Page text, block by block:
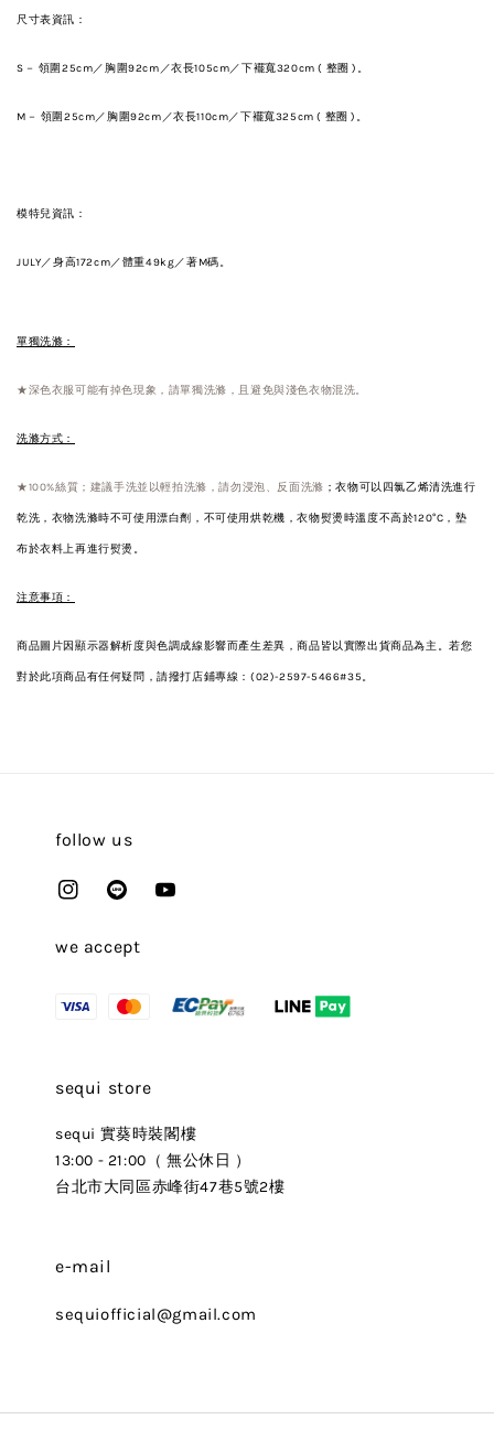
尺寸表資訊：
S－ 領圍25cm／ 胸圍92cm／衣長105cm／下襬寬320cm ( 整圈 )。
M－ 領圍25cm／ 胸圍92cm／衣長110cm／下襬寬325cm ( 整圈 )。
模特兒資訊：
JULY／身高172cm／體重49kg／著M碼。
單獨洗滌：
★深色衣服可能有掉色現象，請單獨洗滌，且避免與淺色衣物混洗。
洗滌方式：
★100%絲質；建議手洗並以輕拍洗滌，請勿浸泡、反面洗滌 ；衣物可以四氯乙烯清洗進行
乾洗，衣物洗滌時不可使用漂白劑，不可使用烘乾機，衣物熨燙時溫度不高於120°C，墊
布於衣料上再進行熨燙。
注意事項：
商品圖片因顯示器解析度與色調成線影響而產生差異，商品皆以實際出貨商品為主。若您
對於此項商品有任何疑問，請撥打店鋪專線：(02)-2597-5466#35。
follow us
we accept
sequi store
sequi 實葵時裝閣樓
13:00 - 21:00（ 無公休日 ）
台北市大同區赤峰街47巷5號2樓
e-mail
sequiofficial@gmail.com